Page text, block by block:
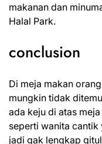
makanan dan
Halal Park.
conclusion
Di meja makan
mungkin tidak
ada keju di atas
seperti wanita cantik
jadi gak lengkap